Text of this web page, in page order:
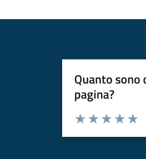
Quanto sono
pagina?
Valuta da 1 a 5 stelle la